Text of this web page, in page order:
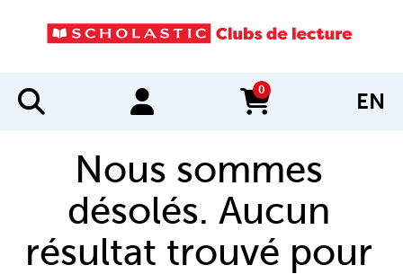
0
items in cart EN
Nous sommes
désolés. Aucun
résultat trouvé pour